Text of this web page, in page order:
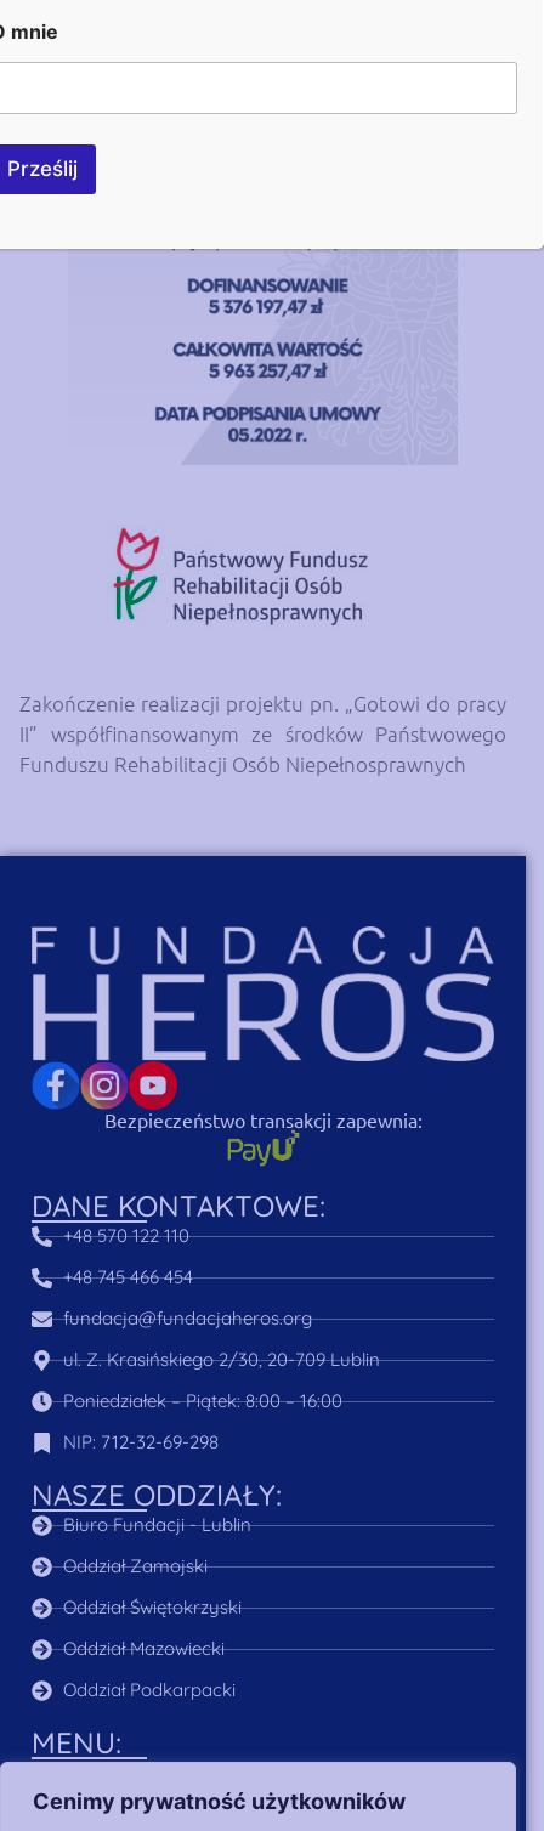
Cenimy prywatność użytkowników
Zakończenie realizacji projektu pn. „Gotowi do pracy
II” współfinansowanym ze środków Państwowego
Funduszu Rehabilitacji Osób Niepełnosprawnych
Bezpieczeństwo transakcji zapewnia:
DANE KONTAKTOWE:
+48 570 122 110
+48 745 466 454
fundacja@fundacjaheros.org
ul. Z. Krasińskiego 2/30, 20-709 Lublin
Poniedziałek – Piątek: 8:00 – 16:00
NIP: 712-32-69-298
NASZE ODDZIAŁY:
Biuro Fundacji - Lublin
Oddział Zamojski
Oddział Świętokrzyski
Oddział Mazowiecki
Oddział Podkarpacki
MENU:
Aktualności
mnie
Prześlij